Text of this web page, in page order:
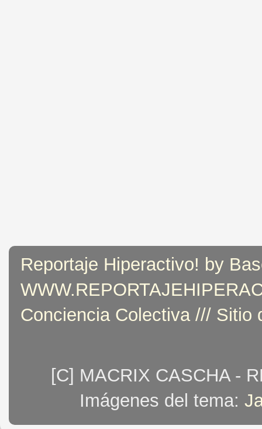
Reportaje Hiperactivo! by
Conciencia Colectiva /// Sitio
[C] MACRIX CASCHA -
Imágenes del tema: